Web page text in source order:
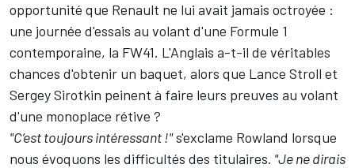
opportunité que Renault ne lui avait jamais octroyée :
une journée d'essais au volant d'une Formule 1
contemporaine, la FW41. L'Anglais a-t-il de véritables
chances d'obtenir un baquet, alors que Lance Stroll et
Sergey Sirotkin peinent à faire leurs preuves au volant
d'une monoplace rétive ?
"C’est toujours intéressant !"s'exclame Rowland lorsque
nous évoquons les difficultés des titulaires. "Je ne dirais